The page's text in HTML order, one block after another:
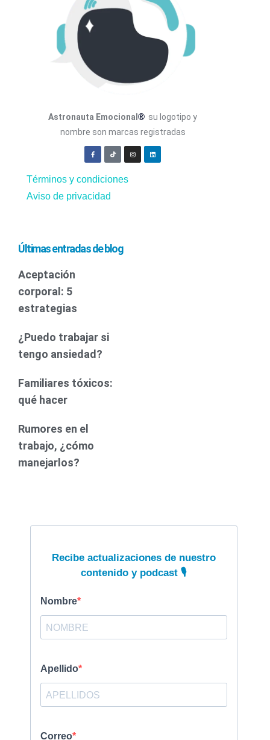
Astronauta Emocional® su logotipo y
nombre son marcas registradas
Términos y condiciones
Aviso de privacidad
Últimas entradas de blog
Aceptación
corporal: 5
estrategias
¿Puedo trabajar si
tengo ansiedad?
Familiares tóxicos:
qué hacer
Rumores en el
trabajo, ¿cómo
manejarlos?